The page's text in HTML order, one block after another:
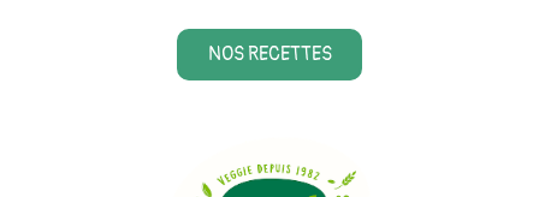
NOS RECETTES